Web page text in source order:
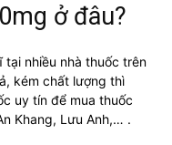
ở đâu?
nhiều nhà thuốc trên
kém chất lượng thì
uy tín để mua thuốc
Khang, Lưu Anh,… .